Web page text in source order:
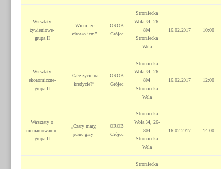
Warsztaty
żywieniowe-
grupa II
„Wiem, że
zdrowo jem”
OROB
Grójec
Stromiecka
Wola 34, 26-
804
Stromiecka
Wola
16.02.2017 10:00
Warsztaty
ekonomiczne-
grupa II
„Całe życie na
kredycie?”
OROB
Grójec
Stromiecka
Wola 34, 26-
804
Stromiecka
Wola
16.02.2017 12:00
Warsztaty o
niemarnowaniu-
grupa II
„Czary mary,
pełne gary”
OROB
Grójec
Stromiecka
Wola 34, 26-
804
Stromiecka
Wola
16.02.2017 14:00
Stromiecka